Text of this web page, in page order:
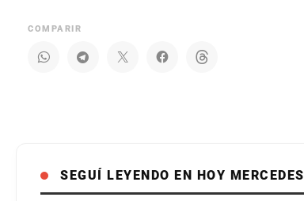
COMPARIR
SEGUÍ LEYENDO EN HOY MERCEDES